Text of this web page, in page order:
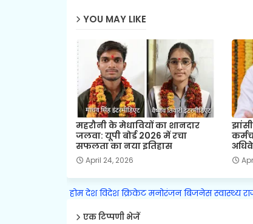
YOU MAY LIKE
महरौनी के मेधावियों का शानदार
जलवा: यूपी बोर्ड 2026 में रचा
सफलता का नया इतिहास
April 24, 2026
होम देश विदेश क्रिकेट मनोरंजन बिजनेस स्वास्थ्य
एक टिप्पणी भेजें